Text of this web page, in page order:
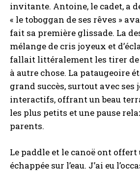
invitante. Antoine, le cadet, a
« le toboggan de ses rêves »
fait sa première glissade. La
mélange de cris joyeux et
fallait littéralement les tirer de
à autre chose. La pataugeoire
grand succès, surtout avec ses
interactifs, offrant un beau
les plus petits et une pause
parents.
Le paddle et le canoë ont offert
échappée sur l’eau. J’ai eu